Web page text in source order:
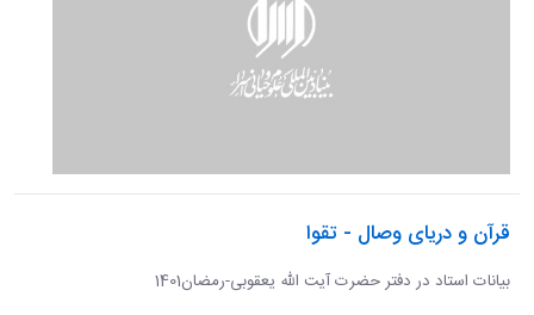
قرآن و دریای وصال - تقوا
بیانات استاد در دفتر حضرت آیت الله یعقوبی-رمضان1401